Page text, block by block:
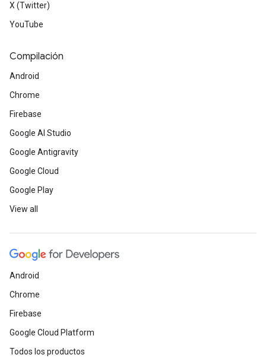
X (Twitter)
YouTube
Compilación
Android
Chrome
Firebase
Google AI Studio
Google Antigravity
Google Cloud
Google Play
View all
Android
Chrome
Firebase
Google Cloud Platform
Todos los productos